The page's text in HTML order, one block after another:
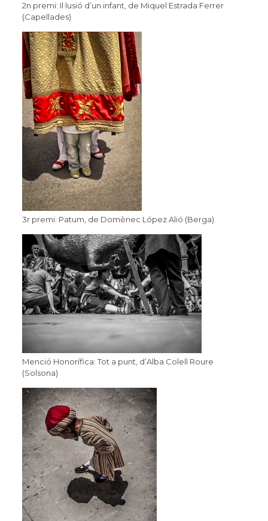
2n premi: Il·lusió d’un infant, de Miquel Estrada Ferrer
(Capellades)
3r premi: Patum, de Domènec López Alió (Berga)
Menció Honorífica: Tot a punt, d’Alba Colell Roure
(Solsona)